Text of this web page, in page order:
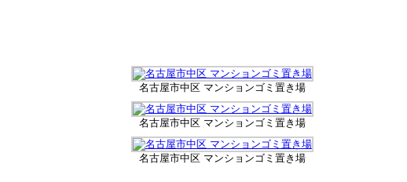
名古屋市中区 マンションゴミ置き場
名古屋市中区 マンションゴミ置き場
名古屋市中区 マンションゴミ置き場